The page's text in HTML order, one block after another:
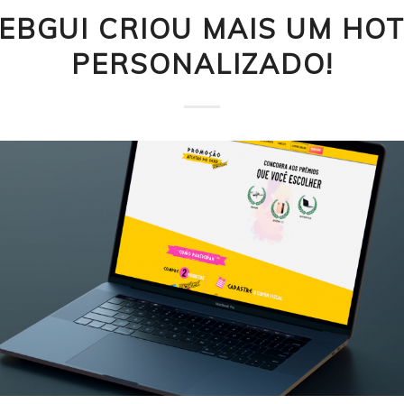
CRIOU MAIS UM
PERSONALIZADO!